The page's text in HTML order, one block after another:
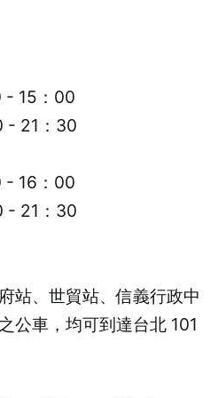
15：00
21：30
16：00
21：30
站、世貿站、信義行政中
公車，均可到達台北 101